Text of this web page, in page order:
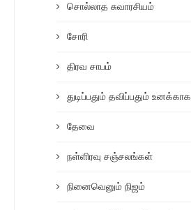
சொல்லாத சுவாரசியம்
சோரி
திரவ சாபம்
துடிப்பதும் தவிப்பதும் உனக்காக
தேவை
நள்ளிரவு சஞ்சலங்கள்
நினைவெனும் நிஜம்